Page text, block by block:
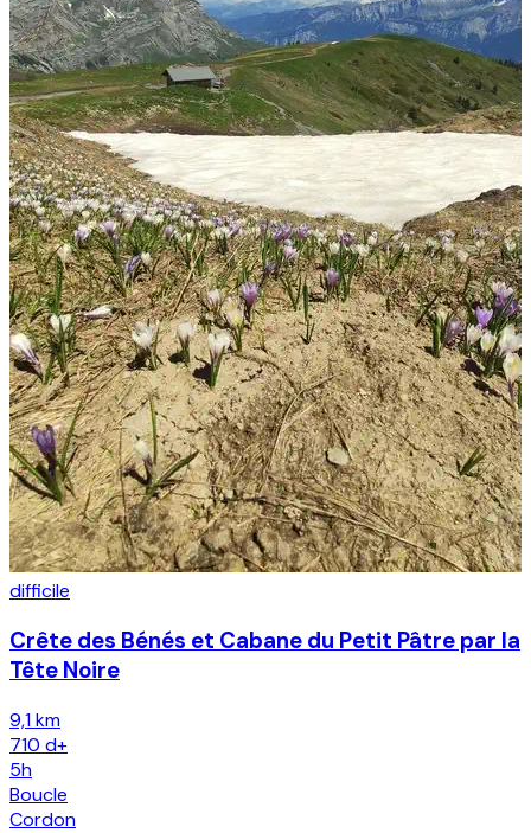
difficile
Crête des Bénés et Cabane du Petit Pâtre par la
Tête Noire
9,1 km
710 d+
5h
Boucle
Cordon